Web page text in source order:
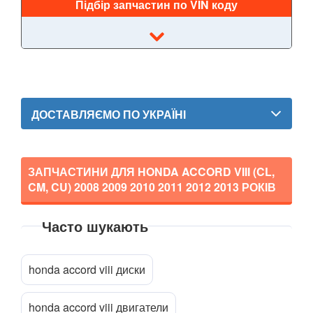
Legend III (KA9)
Legend IV (KB1)
Odyssey IV (RB3-RB4)
S2000 I (AP1)
S2000 II (AP2)
HYUNDAI
JEEP
KIA
Підбір запчастин по VIN коду
attach_fileПрикріпити файл
ДОСТАВЛЯЄМО ПО УКРАЇНІ
ЗАПЧАСТИНИ ДЛЯ HONDA ACCORD VIII (CL,
CM, CU)2008 2009 2010 2011 2012 2013 РОКІВ
Часто шукають
honda accord viii диски
honda accord viii двигатели